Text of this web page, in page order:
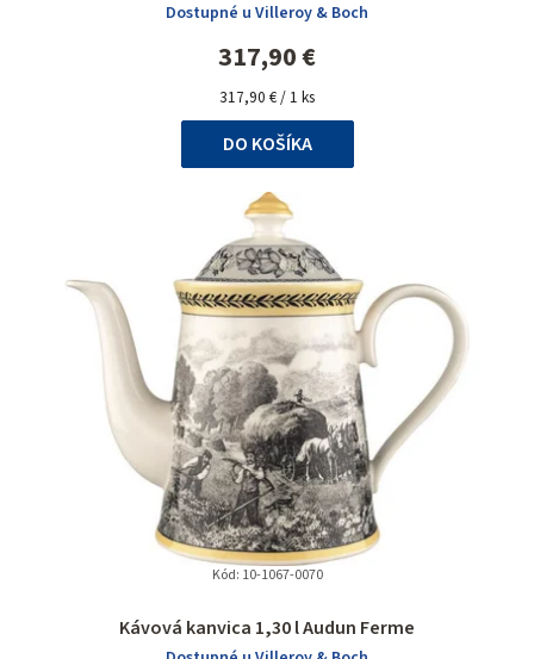
Dostupné u Villeroy & Boch
317,90 €
Jednotková
cena:
317,90 € / 1 ks
DO KOŠÍKA
Kávová kanvica 1,30 l Audun Ferme
hodnotenie
Kód: 10-1067-0070